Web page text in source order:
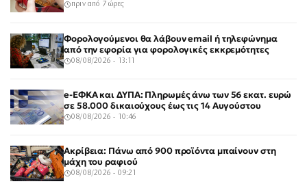
πριν από 7 ώρες
Φορολογούμενοι θα λάβουν email ή τηλεφώνημα
από την εφορία για φορολογικές εκκρεμότητες
08/08/2026 - 13:11
e-ΕΦΚΑ και ΔΥΠΑ: Πληρωμές άνω των 56 εκατ. ευρώ
σε 58.000 δικαιούχους έως τις 14 Αυγούστου
08/08/2026 - 10:46
Ακρίβεια: Πάνω από 900 προϊόντα μπαίνουν στη
μάχη του ραφιού
08/08/2026 - 09:21